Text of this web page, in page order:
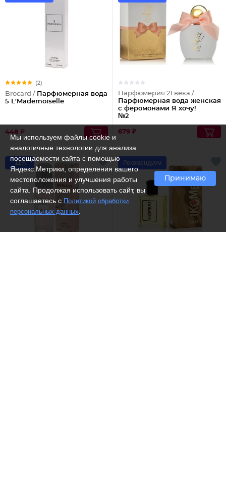
(2)
Brocard / Парфюмерная вода
5 L'Mademoiselle
448 ₽
Парфюмерия 21 века /
Парфюмерная вода женская
с феромонами Я хочу!
№2
679 ₽
-11% Рекомендуем
Мы используем файлы cookie и
аналогичные технологии для анализа
посещаемости сайта с помощью
Яндекс.Метрики, определения вашего
местоположения и улучшения работы
сайта. Продолжая использовать сайт, вы
соглашаетесь с Политикой обработки
персональных данных
Принимаю